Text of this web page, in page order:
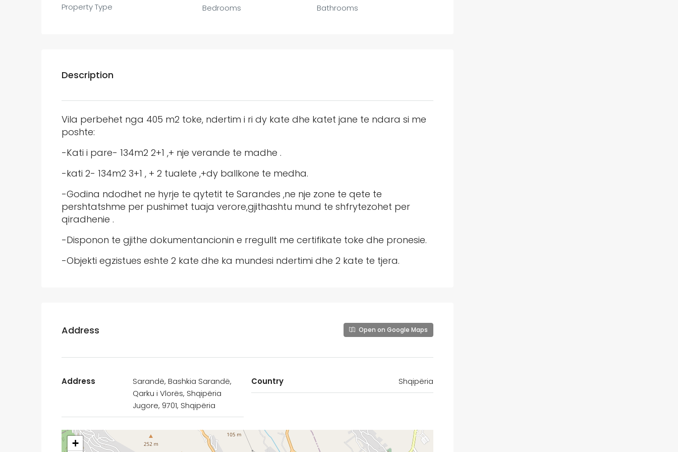
Property Type Bedrooms Bathrooms
Description
Vila perbehet nga 405 m2 toke, ndertim i ri dy kate dhe katet jane te ndara si me
poshte:
-Kati i pare- 134m2 2+1 ,+ nje verande te madhe .
-kati 2- 134m2 3+1 , + 2 tualete ,+dy ballkone te medha.
-Godina ndodhet ne hyrje te qytetit te Sarandes ,ne nje zone te qete te
pershtatshme per pushimet tuaja verore,gjithashtu mund te shfrytezohet per
qiradhenie .
-Disponon te gjithe dokumentancionin e rregullt me certifikate toke dhe pronesie.
-Objekti egzistues eshte 2 kate dhe ka mundesi ndertimi dhe 2 kate te tjera.
Address Open on Google Maps
Address
Sarandë, Bashkia Sarandë,
Qarku i Vlorës, Shqipëria
Jugore, 9701, Shqipëria
Country Shqipëria
+